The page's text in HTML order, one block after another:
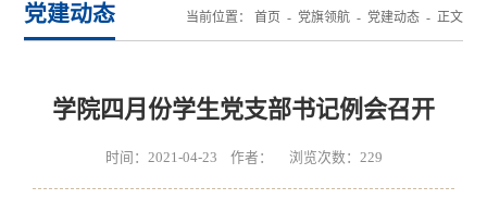
党建动态 当前位置： 首页 - 党旗领航- 党建动态- 正文
学院四月份学生党支部书记例会召开
时间：2021-04-23 作者： 浏览次数： 229